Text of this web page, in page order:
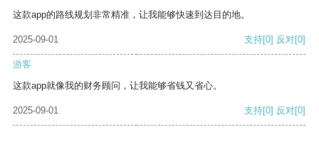
这款app的路线规划非常精准，让我能够快速到达目的地。
2025-09-01 支持[0] 反对[0]
游客
这款app就像我的财务顾问，让我能够省钱又省心。
2025-09-01 支持[0] 反对[0]